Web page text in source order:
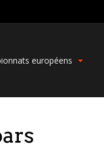
européens